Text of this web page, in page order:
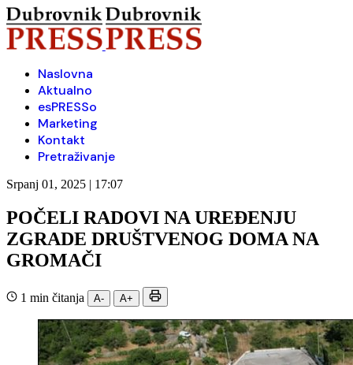
Naslovna
Aktualno
esPRESSo
Marketing
Kontakt
Pretraživanje
Srpanj 01, 2025 | 17:07
POČELI RADOVI NA UREĐENJU
ZGRADE DRUŠTVENOG DOMA NA
GROMAČI
1 min čitanja A- A+